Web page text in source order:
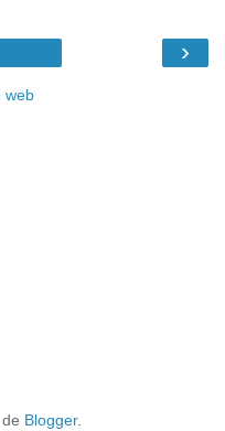
›
web
Blogger.